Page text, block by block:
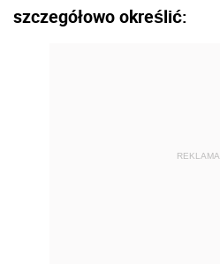
szczegółowo określić:
REKLAMA